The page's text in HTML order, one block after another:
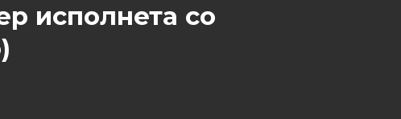
исполнета со